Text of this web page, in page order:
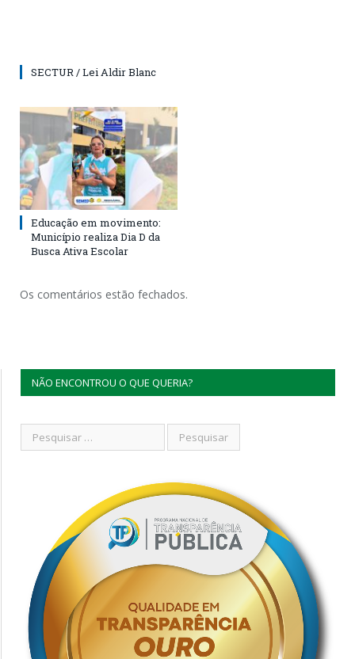
SECTUR / Lei Aldir Blanc
Educação em movimento:
Município realiza Dia D da
Busca Ativa Escolar
Os comentários estão fechados.
NÃO ENCONTROU O QUE QUERIA?